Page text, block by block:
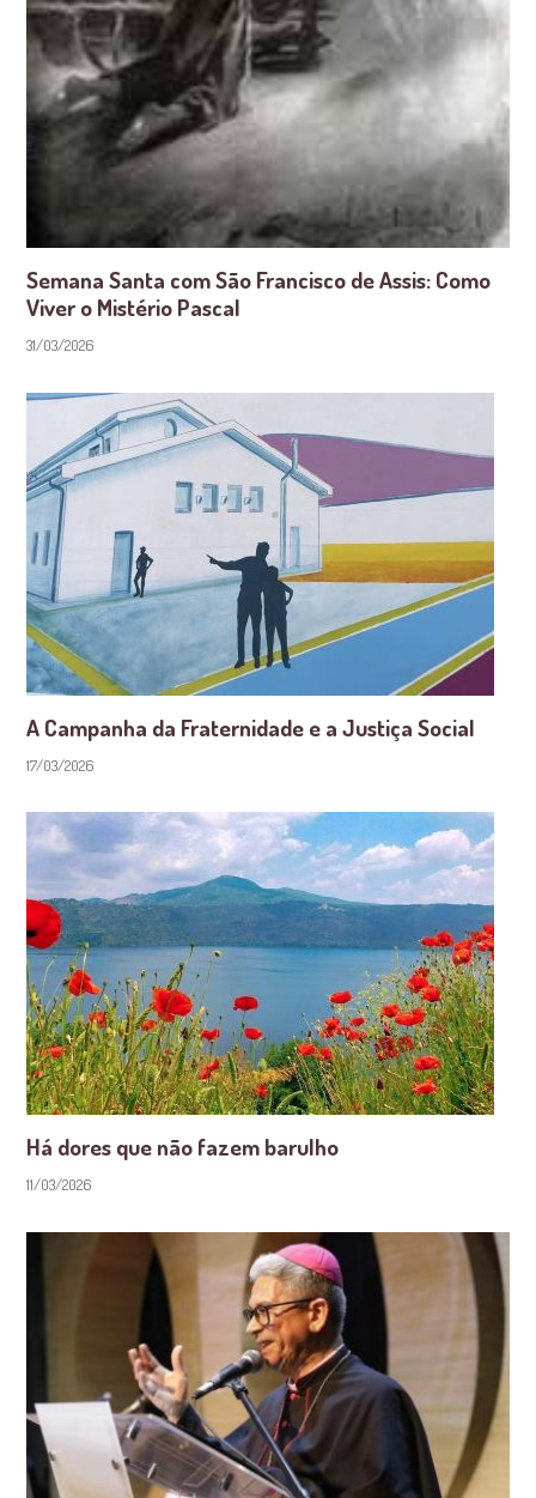
Semana Santa com São Francisco de Assis: Como
Viver o Mistério Pascal
31/03/2026
A Campanha da Fraternidade e a Justiça Social
17/03/2026
Há dores que não fazem barulho
11/03/2026